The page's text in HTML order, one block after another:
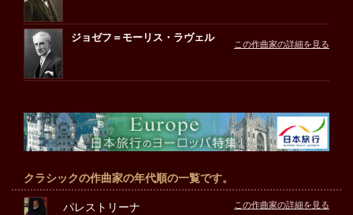
ジョゼフ＝モーリス・ラヴェル
この作曲家の詳細を見る
クラシックの作曲家の年代順の一覧です。
パレストリーナ
この作曲家の詳細を見る